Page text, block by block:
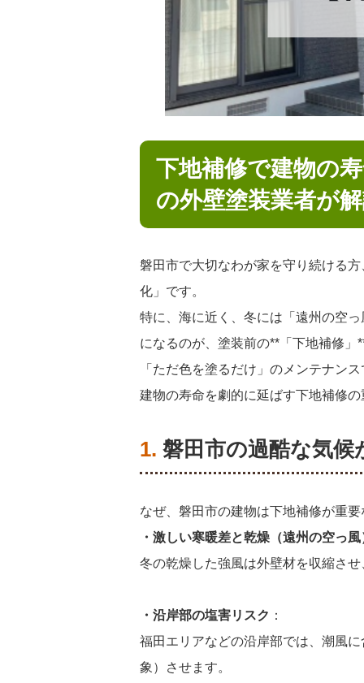
下地補修で建物の
の外壁塗装業者が
磐田市で大切なわが家を守り続ける
化」です。
特に、海に近く、冬には「遠州の空
になるのが、塗装前の**「下地補修」
「ただ色を塗るだけ」のメンテナン
建物の寿命を劇的に延ばす下地補修
1. 磐田市の過酷な気
なぜ、磐田市の建物は下地補修が重
・激しい寒暖差と乾燥（遠州の空っ風
冬の乾燥した強風は外壁材を収縮さ
・沿岸部の塩害リスク ：
福田エリアなどの沿岸部では、潮風
象）させます。